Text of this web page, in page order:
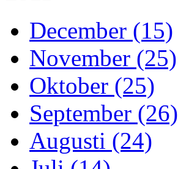
December (15)
November (25)
Oktober (25)
September (26)
Augusti (24)